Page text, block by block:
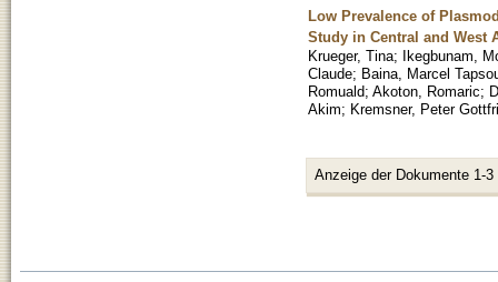
Low Prevalence of
Study in Central and West
Krueger, Tina; Ikegbunam,
Claude; Baina, Marcel
Romuald; Akoton, Romaric;
Akim; Kremsner, Peter
Anzeige der Dokumente 1-3